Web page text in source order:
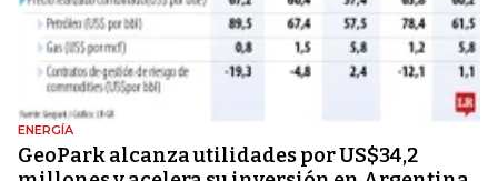
ENERGÍA
GeoPark alcanza utilidades por US$34,2